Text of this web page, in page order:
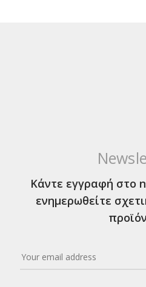
Κάντε εγγραφή στο
ενημερωθείτε